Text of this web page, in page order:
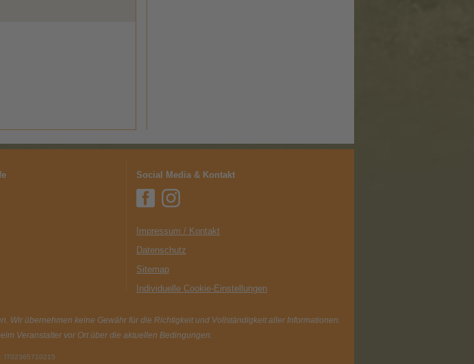
Social Media & Kontakt
Impressum / Kontakt
Datenschutz
Sitemap
Individuelle Cookie-Einstellungen
Wir übernehmen keine Gewähr für die Richtigkeit und Vollständigkeit aller Informationen.
Veranstalter vor Ort über die aktuellen Bedingungen.
IT02365710215